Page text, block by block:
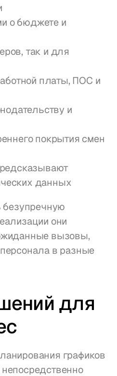
о бюджете и
так и для
платы, ПОС и
и
покрытия смен
данных
безупречную
они
вызовы,
в разные
для
графиков